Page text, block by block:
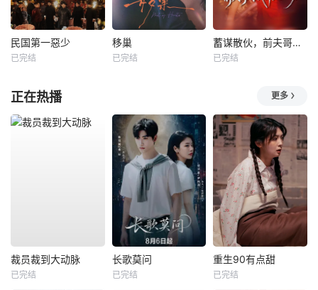
民国第一惡少
已完结
移巢
已完结
蓄谋散伙，前夫哥对我怦然心动
已完结
正在热播 更多
裁员裁到大动脉
已完结
长歌莫问
已完结
重生90有点甜
已完结